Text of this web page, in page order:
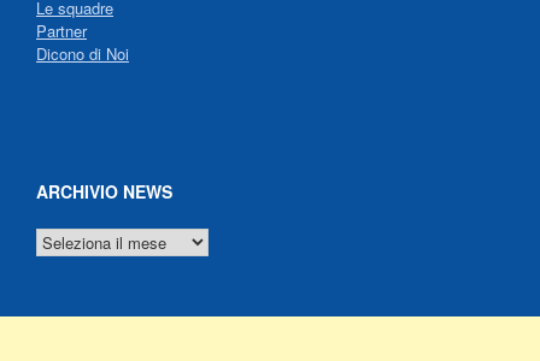
Le squadre
Partner
Dicono di Noi
ARCHIVIO NEWS
ARCHIVIO
NEWS